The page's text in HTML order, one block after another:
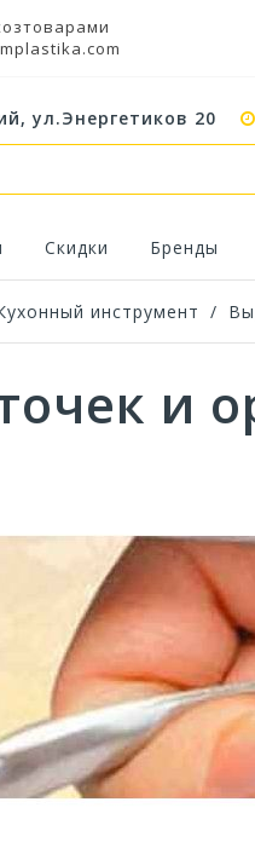
ул.Энергетиков 20
Скидки Бренды
инструмент /
и